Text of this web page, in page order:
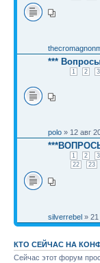
***
1 2 3
polo » 12 авг
1 2 3
22
23
silverrebel » 21
КТО СЕЙЧАС НА
Сейчас этот форум